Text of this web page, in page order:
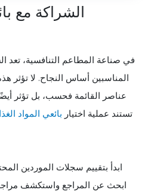
الشراكة مع
في صناعة المطاعم التنافسية، تعد
المناسبين أساس النجاح. لا تؤثر
عناصر القائمة فحسب، بل تؤثر
تستند عملية اختيار بائعي المواد
ابدأ بتقييم سجلات الموردين
ابحث عن المراجع واستكشف